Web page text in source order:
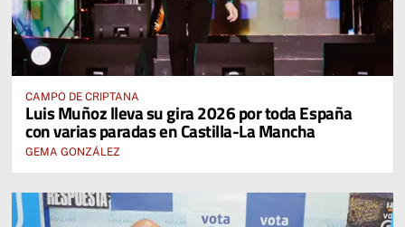
CAMPO DE CRIPTANA
Luis Muñoz lleva su gira 2026 por toda España
con varias paradas en Castilla-La Mancha
GEMA GONZÁLEZ